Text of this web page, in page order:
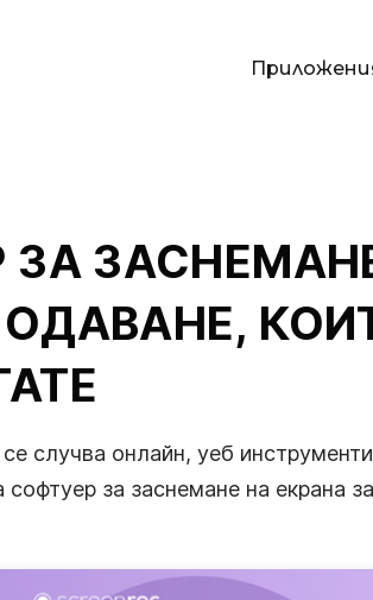
ЗА
случва онлайн, уеб
за заснемане на екрана